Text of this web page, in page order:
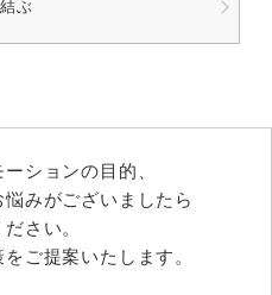
ぶ
ションの目的、
みがございましたら
さい。
ご提案いたします。